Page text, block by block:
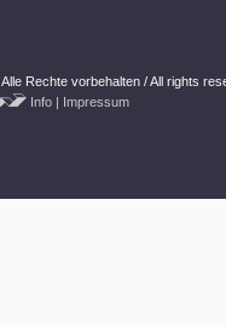
Alle Rechte vorbehalten /All rights
Info | Impressum